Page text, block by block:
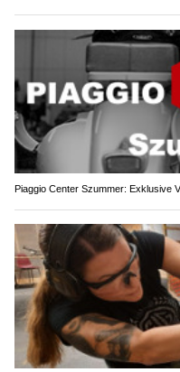
Piaggio Center Szummer: Exklusive